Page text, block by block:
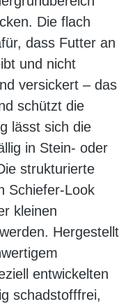
Die flach
dass Futter an
und nicht
versickert – das
schützt die
lässt sich die
in Stein- oder
strukturierte
Schiefer-Look
kleinen
Hergestellt
entwickelten
schadstofffrei,